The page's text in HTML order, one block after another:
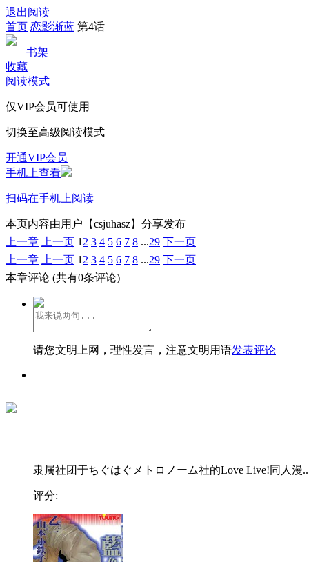
退出阅读
首页 恋影渐蓝 第4话
书架
收藏
阅读模式
仅VIP会员可使用
切换至高级阅读模式
开通VIP会员
手机上查看
扫码在手机上阅读
本页内容由用户【csjuhasz】分享发布
上一章
上一页 1 2 3 4 5 6 7 8 ...29 下一页
上一章
上一页 1 2 3 4 5 6 7 8 ...29 下一页
本章评论 (共有0条评论)
请您文明上网，理性发言，注意文明用语发表评论
隶属社团于ちぐはぐメトロノーム社的Love Live!同人漫
评分: